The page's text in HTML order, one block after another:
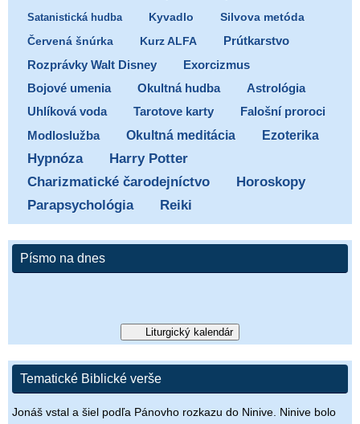
Satanistická hudba
Kyvadlo
Silvova metóda
Červená šnúrka
Kurz ALFA
Prútkarstvo
Rozprávky Walt Disney
Exorcizmus
Bojové umenia
Okultná hudba
Astrológia
Uhlíková voda
Tarotove karty
Falošní proroci
Modloslužba
Okultná meditácia Ezoterika
Hypnóza
Harry Potter
Charizmatické čarodejníctvo
Horoskopy
Parapsychológia
Reiki
Písmo na dnes
Liturgický kalendár
Tematické Biblické verše
Jonáš vstal a šiel podľa Pánovho rozkazu do Ninive. Ninive bolo